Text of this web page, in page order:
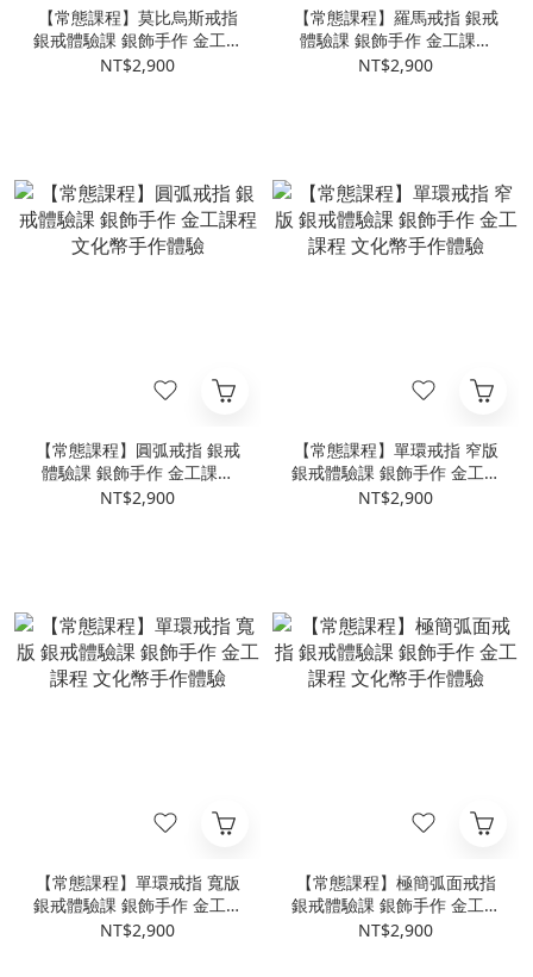
【常態課程】莫比烏斯戒指
銀戒體驗課 銀飾手作 金工課
程 文化幣手作體驗
NT$2,900
【常態課程】羅馬戒指 銀戒
體驗課 銀飾手作 金工課程
文化幣手作體驗
NT$2,900
【常態課程】圓弧戒指 銀戒
體驗課 銀飾手作 金工課程
文化幣手作體驗
NT$2,900
【常態課程】單環戒指 窄版
銀戒體驗課 銀飾手作 金工課
程 文化幣手作體驗
NT$2,900
【常態課程】單環戒指 寬版
銀戒體驗課 銀飾手作 金工課
程 文化幣手作體驗
NT$2,900
【常態課程】極簡弧面戒指
銀戒體驗課 銀飾手作 金工課
程 文化幣手作體驗
NT$2,900